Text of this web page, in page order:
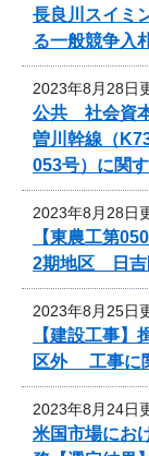
長良川スイミ
る一般競争入
2023年8月28日
公共 社会資
曽川幹線（
053号）に関
2023年8月28日
【東農工第
2期地区 日吉
2023年8月25日
【建設工事
区外 工事に
2023年8月24日
米国市場にお